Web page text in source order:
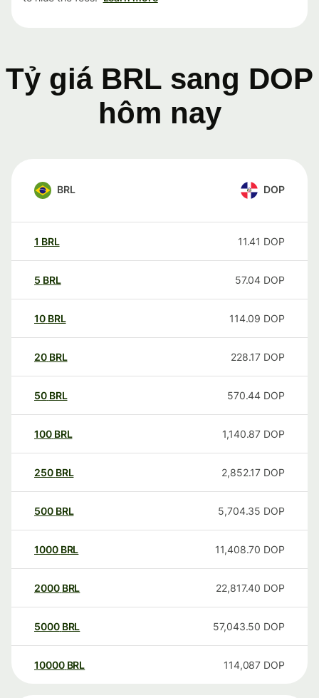
Tỷ giá BRL sang DOP
hôm nay
BRL DOP
1 BRL 11.41 DOP
5 BRL 57.04 DOP
10 BRL 114.09 DOP
20 BRL 228.17 DOP
50 BRL 570.44 DOP
100 BRL 1,140.87 DOP
250 BRL 2,852.17 DOP
500 BRL 5,704.35 DOP
1000 BRL 11,408.70 DOP
2000 BRL 22,817.40 DOP
5000 BRL 57,043.50 DOP
10000 BRL 114,087 DOP